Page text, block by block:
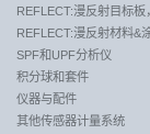
REFLECT:漫反射目标
REFLECT:漫反射材料&
SPF和UPF分析仪
积分球和套件
仪器与配件
其他传感器计量系统